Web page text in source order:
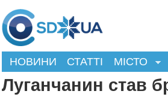
НОВИНИ СТАТТІ МІСТО
Луганчанин став